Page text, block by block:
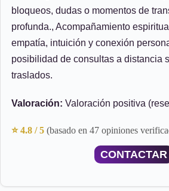
bloqueos, dudas o momentos de
profunda., Acompañamiento
empatía, intuición y conexión
posibilidad de consultas a distancia
traslados.
Valoración: Valoración positiva
⭐ 4.8 / 5 (basado en 47 opiniones
CONTACTAR